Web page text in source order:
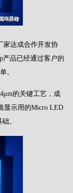
家达成合作开发协
产品已经通过客户的
。
的关键工艺，成
显示用的Micro LED
。